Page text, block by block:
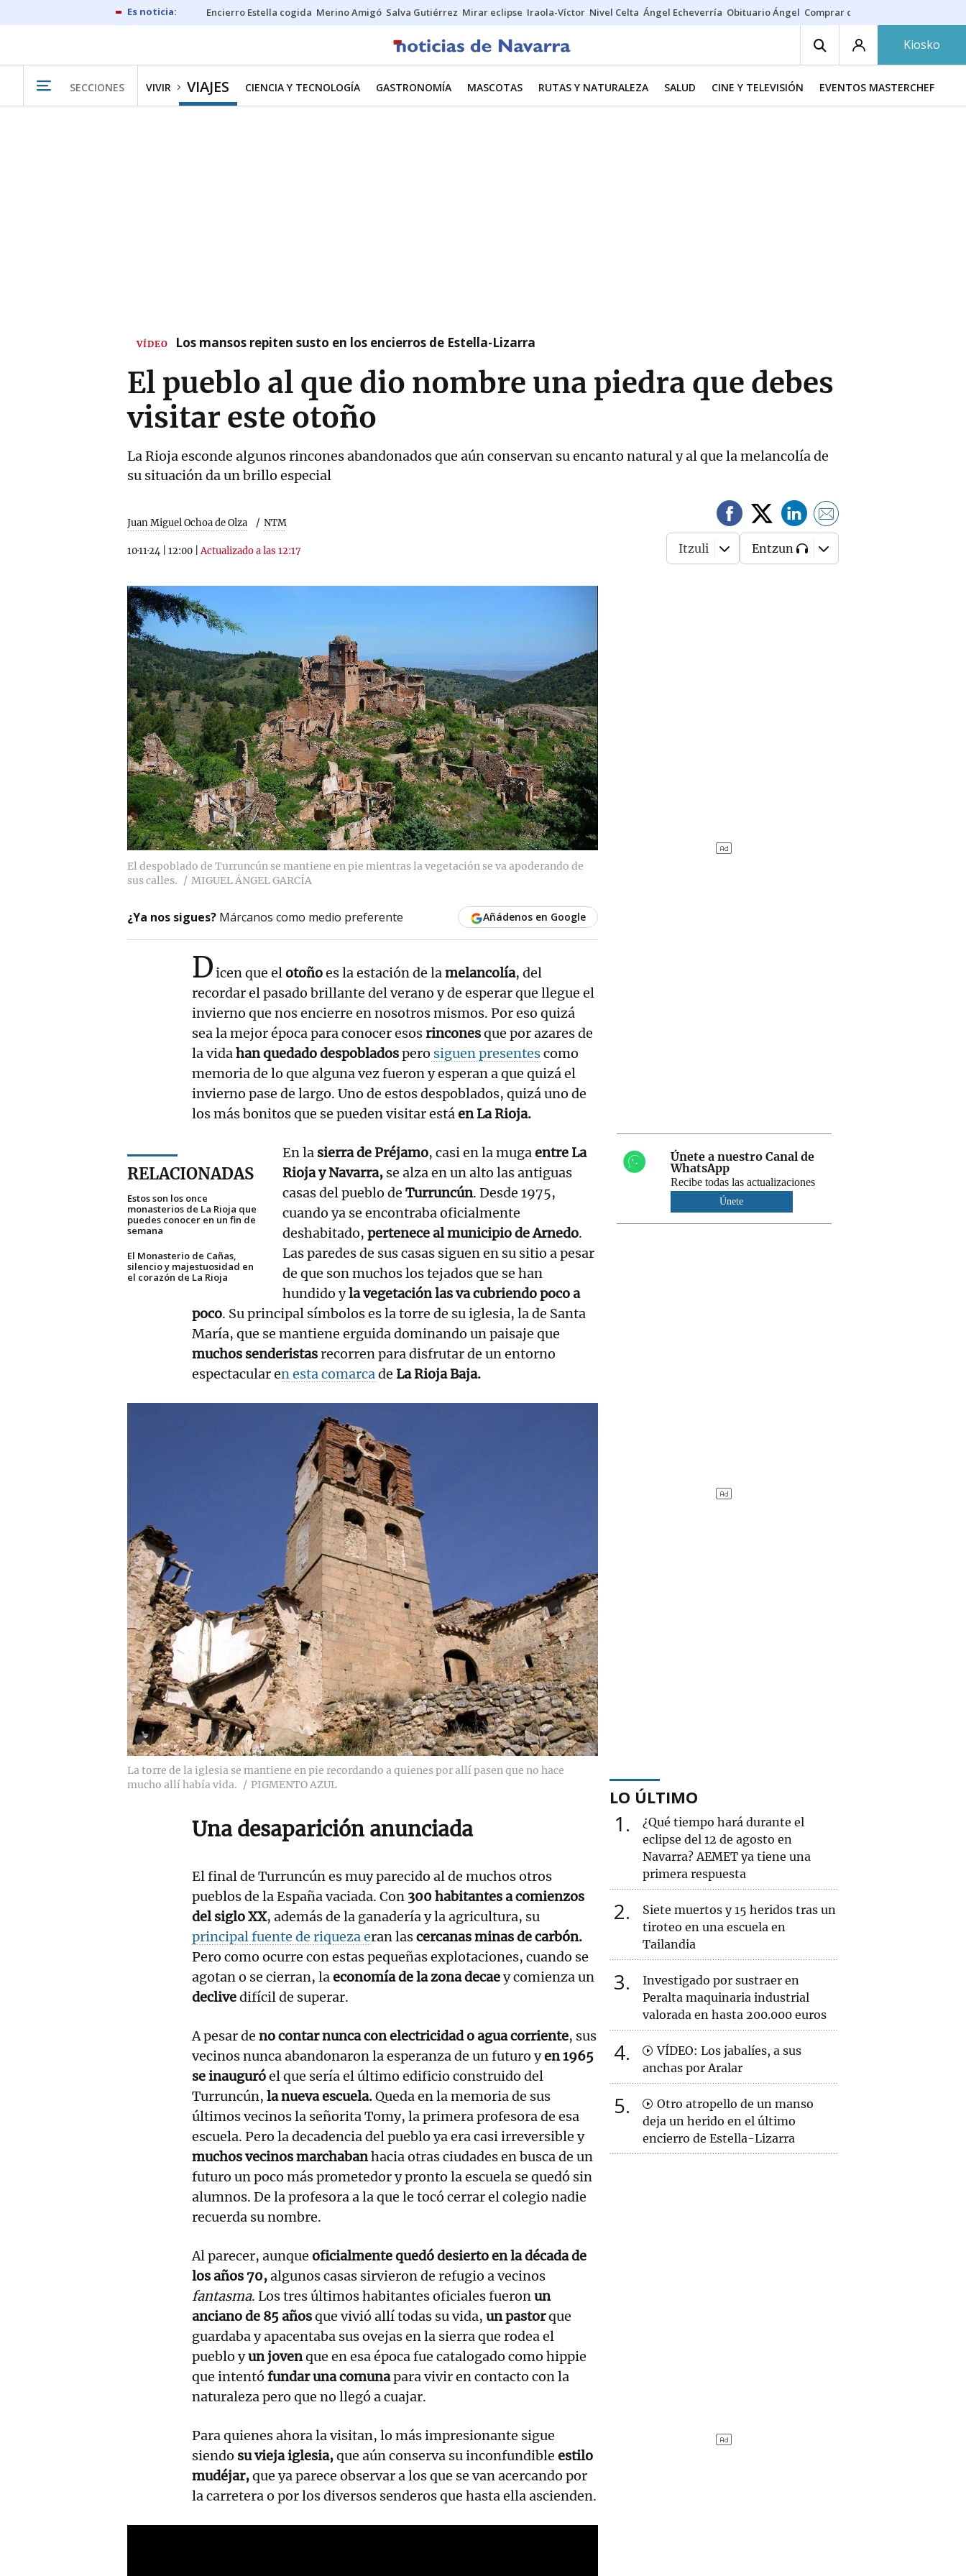
Encierro Estella cogida Merino Amigó Salva Gutiérrez Mirar eclipse Iraola-Víctor Nivel Celta Ángel Echeverría Obituario Ángel Comprar casa
Kiosko
SECCIONES VIVIR VIAJES CIENCIA Y TECNOLOGÍA GASTRONOMÍA MASCOTAS RUTAS Y NATURALEZA SALUD CINE Y TELEVISIÓN EVENTOS MASTERCHEF
VÍDEO Los mansos repiten susto en los encierros de Estella-Lizarra
El pueblo al que dio nombre una piedra que debes
visitar este otoño
La Rioja esconde algunos rincones abandonados que aún conservan su encanto natural y al que la melancolía de
su situación da un brillo especial
Juan Miguel Ochoa de Olza NTM
10·11·24 12:00 |Actualizado a las 12:17 Itzuli Entzun
El despoblado de Turruncún se mantiene en pie mientras la vegetación se va apoderando de
sus calles.
MIGUEL ÁNGEL GARCÍA
¿Ya nos sigues? Márcanos como medio preferente Añádenos en Google
Dicen que elotoñoes la estación de lamelancolía, del
recordar el pasado brillante del verano y de esperar que llegue el
invierno que nos encierre en nosotros mismos. Por eso quizá
sea la mejor época para conocer esosrinconesque por azares de
la vidahan quedado despobladospero siguen presentescomo
memoria de lo que alguna vez fueron y esperan a que quizá el
invierno pase de largo. Uno de estos despoblados, quizá uno de
los más bonitos que se pueden visitar estáen La Rioja.
RELACIONADAS
Estos son los once
monasterios de La Rioja que
puedes conocer en un fin de
semana
El Monasterio de Cañas,
silencio y majestuosidad en
el corazón de La Rioja
En la sierra de Préjamo, casi en la mugaentre La
Rioja y Navarra, se alza en un alto las antiguas
casas del pueblo deTurruncún. Desde 1975,
cuando ya se encontraba oficialmente
deshabitado,pertenece al municipio de Arnedo.
Las paredes de sus casas siguen en su sitio a pesar
de que son muchos los tejados que se han
hundido yla vegetación las va cubriendo poco a
poco. Su principal símbolos es la torre de su iglesia, la de Santa
María, que se mantiene erguida dominando un paisaje que
muchos senderistasrecorren para disfrutar de un entorno
espectacular en esta comarcade La Rioja Baja.
La torre de la iglesia se mantiene en pie recordando a quienes por allí pasen que no hace
mucho allí había vida.
PIGMENTO AZUL
Una desaparición anunciada
El final de Turruncún es muy parecido al de muchos otros
pueblos de la España vaciada. Con 300 habitantes a comienzos
del siglo XX, además de la ganadería y la agricultura, su
principal fuente de riqueza eran lascercanas minas de carbón.
Pero como ocurre con estas pequeñas explotaciones, cuando se
agotan o se cierran, laeconomía de la zona decaey comienza un
declivedifícil de superar.
A pesar de no contar nunca con electricidad o agua corriente, sus
vecinos nunca abandonaron la esperanza de un futuro yen 1965
se inauguróel que sería el último edificio construido del
Turruncún, la nueva escuela.Queda en la memoria de sus
últimos vecinos la señorita Tomy, la primera profesora de esa
escuela. Pero la decadencia del pueblo ya era casi irreversible y
muchos vecinos marchabanhacia otras ciudades en busca de un
futuro un poco más prometedor y pronto la escuela se quedó sin
alumnos. De la profesora a la que le tocó cerrar el colegio nadie
recuerda su nombre.
Al parecer, aunque oficialmente quedó desierto en la década de
los años 70,algunos casas sirvieron de refugio a vecinos
fantasma. Los tres últimos habitantes oficiales fueronun
anciano de 85 añosque vivió allí todas su vida, un pastorque
guardaba y apacentaba sus ovejas en la sierra que rodea el
pueblo yun jovenque en esa época fue catalogado como hippie
que intentó fundar una comunapara vivir en contacto con la
naturaleza pero que no llegó a cuajar.
Para quienes ahora la visitan, lo más impresionante sigue
siendo su vieja iglesia,que aún conserva su inconfundible estilo
mudéjar,que ya parece observar a los que se van acercando por
la carretera o por los diversos senderos que hasta ella ascienden.
Únete a nuestro Canal de
WhatsApp
Recibe todas las actualizaciones
Únete
LO ÚLTIMO
1
¿Qué tiempo hará durante el
eclipse del 12 de agosto en
Navarra? AEMET ya tiene una
primera respuesta
2
Siete muertos y 15 heridos tras un
tiroteo en una escuela en
Tailandia
3
Investigado por sustraer en
Peralta maquinaria industrial
valorada en hasta 200.000 euros
4
VÍDEO: Los jabalíes, a sus
anchas por Aralar
5
Otro atropello de un manso
deja un herido en el último
encierro de Estella-Lizarra